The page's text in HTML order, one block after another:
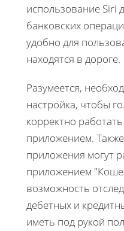
использование Siri
банковских
удобно для
находятся в дороге.
Разумеется,
настройка, чтобы
корректно
приложением.
приложения могут
приложением
возможность
дебетных и
иметь под рукой